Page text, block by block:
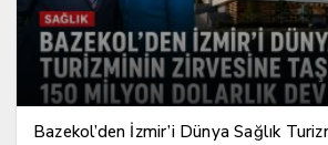
Bazekol’den İzmir’i Dünya Sağlık